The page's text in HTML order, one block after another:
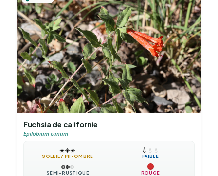
Fuchsia de californie
Epilobium canum
☀️☀️☀️
SOLEIL / MI-OMBRE
💧 💧 💧
FAIBLE
❄️❄️❄️
SEMI-RUSTIQUE ROUGE